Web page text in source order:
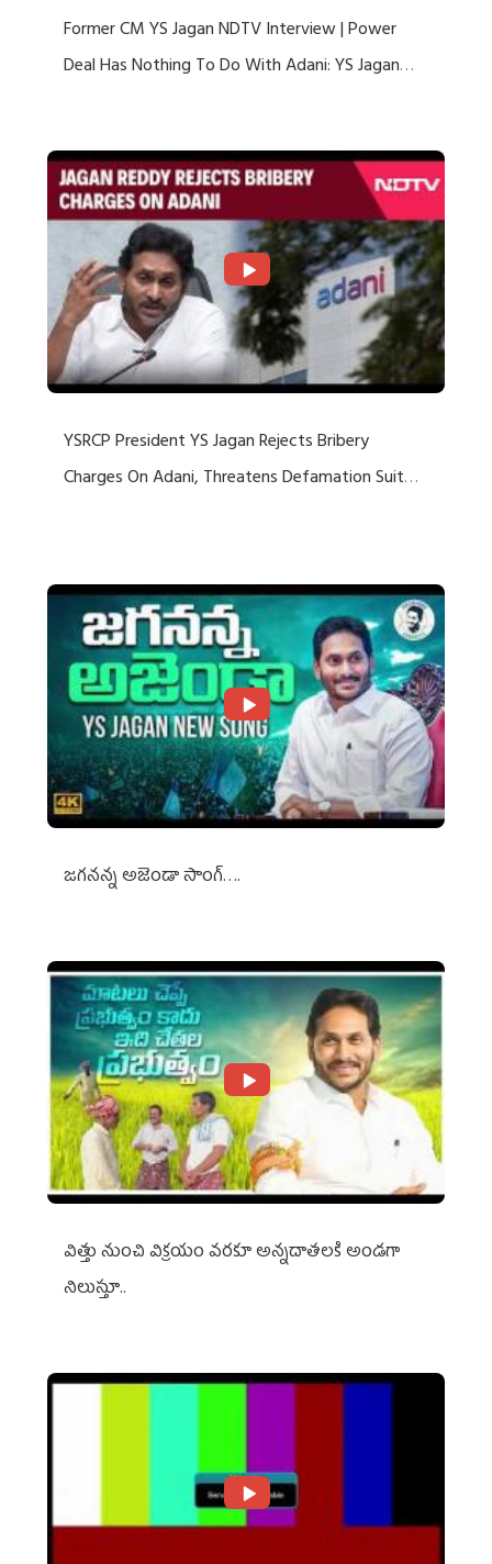
Former CM YS Jagan NDTV Interview | Power
Deal Has Nothing To Do With Adani: YS Jagan
YSRCP President YS Jagan Rejects Bribery
Charges On Adani, Threatens Defamation Suit
జగనన్న అజెండా సాంగ్….
విత్తు నుంచి విక్రయం వరకూ అన్నదాతలకి అండగా
నిలుస్తూ..